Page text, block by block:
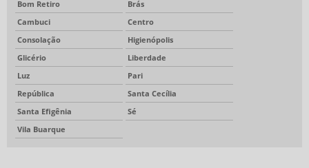
Bom Retiro
Brás
Cambuci
Centro
Consolação
Higienópolis
Glicério
Liberdade
Luz
Pari
República
Santa Cecília
Santa Efigênia
Sé
Vila Buarque